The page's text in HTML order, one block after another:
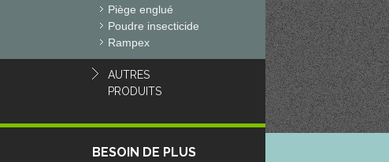
Piège englué
Poudre insecticide
Rampex
AUTRES
PRODUITS
BESOIN DE PLUS